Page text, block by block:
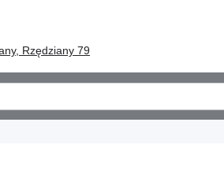
Rzędziany 79